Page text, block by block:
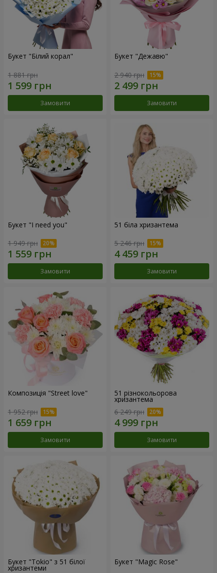
Букет "Білий корал"
1 881 грн
Замовити
Букет "Дежавю"
2 940 грн
Замовити
Букет "I need you"
1 949 грн
Замовити
51 біла хризантема
5 246 грн
Замовити
Композиція "Street love"
1 952 грн
Замовити
51 різнокольорова
хризантема
6 249 грн
Замовити
Букет "Tokio" з 51 білої
хризантеми
Букет "Magic Rose"